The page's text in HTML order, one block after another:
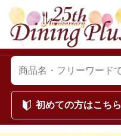
初めての方はこちら